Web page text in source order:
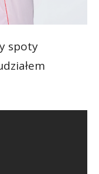
spoty